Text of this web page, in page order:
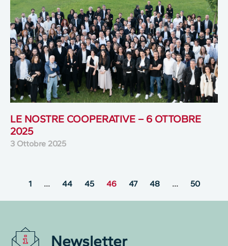
LE NOSTRE COOPERATIVE – 6 OTTOBRE
2025
3 Ottobre 2025
1 … 44 45 46 47 48 … 50
Newsletter